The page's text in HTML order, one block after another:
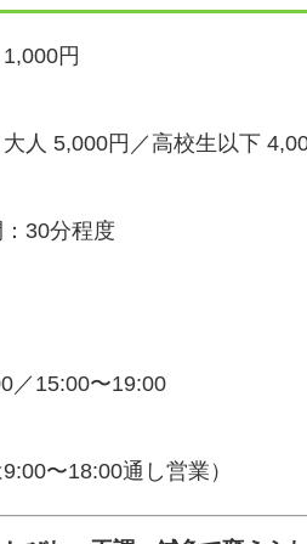
1,000円
大人 5,000円／高校生以下
：30分程度
／15:00〜19:00
9:00〜18:00通し営業）